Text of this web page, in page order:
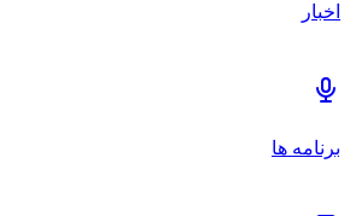
اخبار
برنامه ها